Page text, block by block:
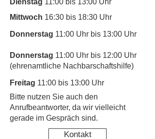
Dienstag 11:00 bis 13:00 Uhr
Mittwoch 16:30 bis 18:30 Uhr
Donnerstag 11:00 Uhr bis 13:00 Uhr
Donnerstag 11:00 Uhr bis 12:00 Uhr
(ehrenamtliche Nachbarschaftshilfe)
Freitag 11:00 bis 13:00 Uhr
​Bitte nutzen Sie auch den
Anrufbeantworter, da wir vielleicht
gerade im Gespräch sind.
Kontakt